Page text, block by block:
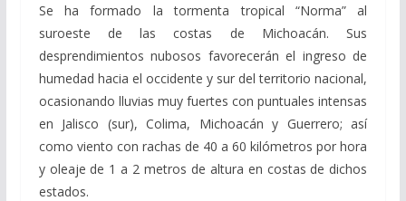
Se ha formado la tormenta tropical “Norma” al
suroeste de las costas de Michoacán. Sus
desprendimientos nubosos favorecerán el ingreso de
humedad hacia el occidente y sur del territorio nacional,
ocasionando lluvias muy fuertes con puntuales intensas
en Jalisco (sur), Colima, Michoacán y Guerrero; así
como viento con rachas de 40 a 60 kilómetros por hora
y oleaje de 1 a 2 metros de altura en costas de dichos
estados.